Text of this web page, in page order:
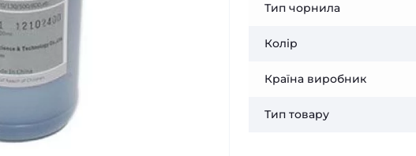
Тип чорнила
Колір
Країна виробник
Тип товару